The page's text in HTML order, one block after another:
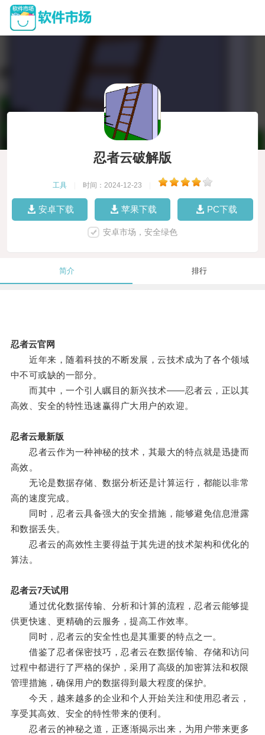
忍者云破解版
工具 时间：2024-12-23
安卓下载 苹果下载 PC下载
安卓市场，安全绿色
简介 排行
忍者云官网
近年来，随着科技的不断发展，云技术成为了各个领域
中不可或缺的一部分。
而其中，一个引人瞩目的新兴技术——忍者云，正以其
高效、安全的特性迅速赢得广大用户的欢迎。
忍者云最新版
忍者云作为一种神秘的技术，其最大的特点就是迅捷而
高效。
无论是数据存储、数据分析还是计算运行，都能以非常
高的速度完成。
同时，忍者云具备强大的安全措施，能够避免信息泄露
和数据丢失。
忍者云的高效性主要得益于其先进的技术架构和优化的
算法。
忍者云7天试用
通过优化数据传输、分析和计算的流程，忍者云能够提
供更快速、更精确的云服务，提高工作效率。
同时，忍者云的安全性也是其重要的特点之一。
借鉴了忍者保密技巧，忍者云在数据传输、存储和访问
过程中都进行了严格的保护，采用了高级的加密算法和权限
管理措施，确保用户的数据得到最大程度的保护。
今天，越来越多的企业和个人开始关注和使用忍者云，
享受其高效、安全的特性带来的便利。
忍者云的神秘之道，正逐渐揭示出来，为用户带来更多